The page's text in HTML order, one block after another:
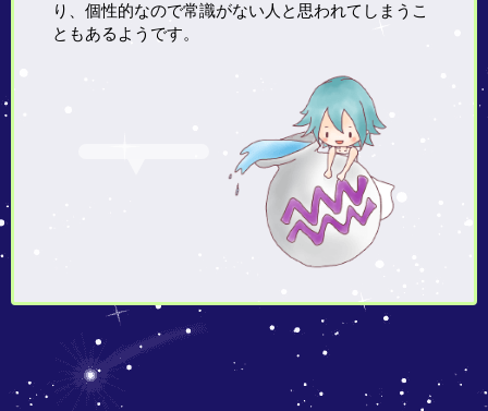
り、個性的なので常識がない人と思われてしまうこ
ともあるようです。